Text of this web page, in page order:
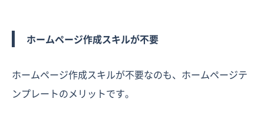
ホームページ作成スキルが不要
ホームページ作成スキルが不要なのも、ホームページテ
ンプレートのメリットです。